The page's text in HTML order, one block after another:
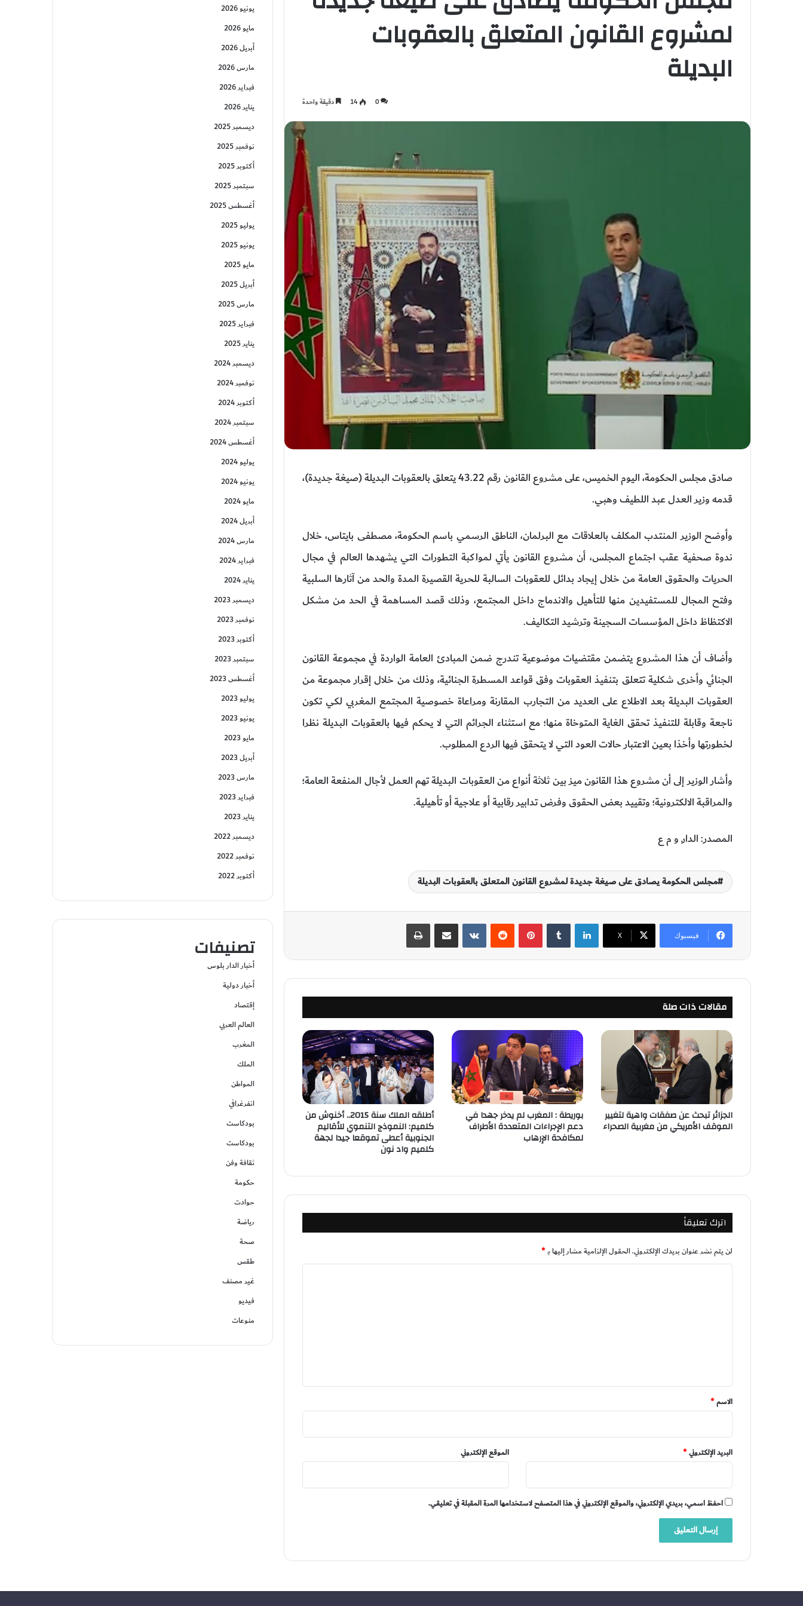
لمشروع القانون المتعلق بالعقوبات
البديلة
0
14 دقيقة واحدة
صادق مجلس الحكومة، اليوم الخميس، على مشروع القانون رقم 43.22 يتعلق بالعقوبات البديلة (صيغة جديدة)،
قدمه وزير العدل عبد اللطيف وهبي.
وأوضح الوزير المنتدب المكلف بالعلاقات مع البرلمان، الناطق الرسمي باسم الحكومة، مصطفى بايتاس، خلال
ندوة صحفية عقب اجتماع المجلس، أن مشروع القانون يأتي لمواكبة التطورات التي يشهدها العالم في مجال
الحريات والحقوق العامة من خلال إيجاد بدائل للعقوبات السالبة للحرية القصيرة المدة والحد من آثارها السلبية
وفتح المجال للمستفيدين منها للتأهيل والاندماج داخل المجتمع، وذلك قصد المساهمة في الحد من مشكل
الاكتظاظ داخل المؤسسات السجينة وترشيد التكاليف.
وأضاف أن هذا المشروع يتضمن مقتضيات موضوعية تندرج ضمن المبادئ العامة الواردة في مجموعة القانون
الجنائي وأخرى شكلية تتعلق بتنفيذ العقوبات وفق قواعد المسطرة الجنائية، وذلك من خلال إقرار مجموعة من
العقوبات البديلة بعد الاطلاع على العديد من التجارب المقارنة ومراعاة خصوصية المجتمع المغربي لكي تكون
ناجعة وقابلة للتنفيذ تحقق الغاية المتوخاة منها؛ مع استثناء الجرائم التي لا يحكم فيها بالعقوبات البديلة نظرا
لخطورتها وأخذا بعين الاعتبار حالات العود التي لا يتحقق فيها الردع المطلوب.
وأشار الوزير إلى أن مشروع هذا القانون ميز بين ثلاثة أنواع من العقوبات البديلة تهم العمل لأجال المنفعة العامة؛
والمراقبة الالكترونية؛ وتقييد بعض الحقوق وفرض تدابير رقابية أو علاجية أو تأهيلية.
المصدر: الدارـ و م ع
مجلس الحكومة يصادق على صيغة جديدة لمشروع القانون المتعلق بالعقوبات البديلة
فيسبوك ‫X
لينكدإن بينتيريست
مقالات ذات صلة
الجزائر تبحث عن صفقات واهية لتغيير
الموقف الأمريكي من مغربية الصحراء
بوريطة : المغرب لم يدخر جهدا في
دعم الإجراءات المتعددة الأطراف
لمكافحة الإرهاب
أطلقه الملك سنة 2015.. أخنوش من
كلميم: النموذج التنموي للأقاليم
الجنوبية أعطى تموقعا جيدا لجهة
كلميم واد نون
اترك تعليقاً
لن يتم نشر عنوان بريدك الإلكتروني.الحقول الإلزامية مشار إليها بـ*
*
الاسم*
البريد الإلكتروني* الموقع الإلكتروني
احفظ اسمي، بريدي الإلكتروني، والموقع الإلكتروني في هذا المتصفح لاستخدامها المرة المقبلة في تعليقي.
يونيو 2026
مايو 2026
أبريل 2026
مارس 2026
فبراير 2026
يناير 2026
ديسمبر 2025
نوفمبر 2025
أكتوبر 2025
سبتمبر 2025
أغسطس 2025
يوليو 2025
يونيو 2025
مايو 2025
أبريل 2025
مارس 2025
فبراير 2025
يناير 2025
ديسمبر 2024
نوفمبر 2024
أكتوبر 2024
سبتمبر 2024
أغسطس 2024
يوليو 2024
يونيو 2024
مايو 2024
أبريل 2024
مارس 2024
فبراير 2024
يناير 2024
ديسمبر 2023
نوفمبر 2023
أكتوبر 2023
سبتمبر 2023
أغسطس 2023
يوليو 2023
يونيو 2023
مايو 2023
أبريل 2023
مارس 2023
فبراير 2023
يناير 2023
ديسمبر 2022
نوفمبر 2022
أكتوبر 2022
تصنيفات
أخبار الدار بلوس
أخبار دولية
إقتصاد
العالم العربي
المغرب
الملك
المواطن
انفرغرافي
بودكاست
بودكاست
ثقافة وفن
حكومة
حوادت
رياضة
صحة
طقس
غير مصنف
فيديو
منوعات